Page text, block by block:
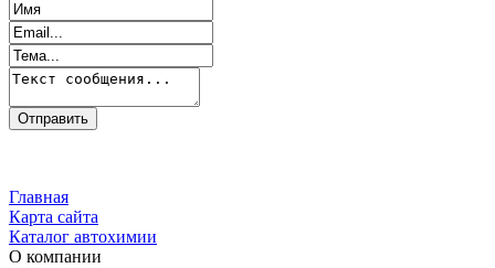
Главная
Карта сайта
Каталог автохимии
О компании